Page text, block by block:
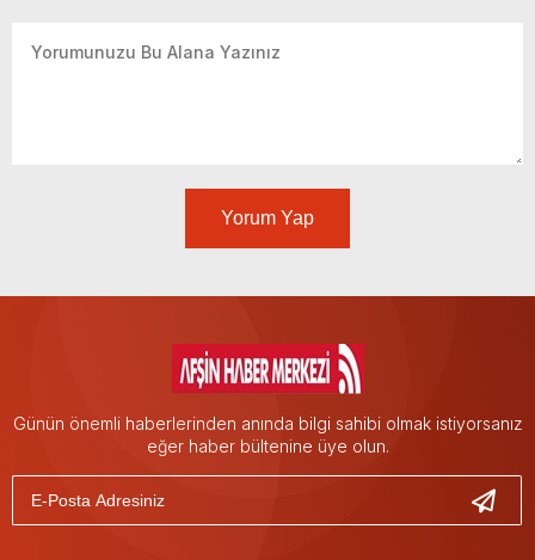
Yorum Yap
Günün önemli haberlerinden anında bilgi sahibi olmak istiyorsanız
eğer haber bültenine üye olun.